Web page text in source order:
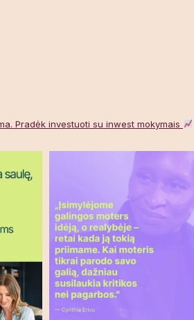
Pradėk investuoti su inwest mokymais